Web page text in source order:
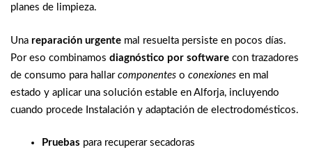
planes de limpieza.
Una reparación urgente mal resuelta persiste en pocos días.
Por eso combinamos diagnóstico por software con trazadores
de consumo para hallar componentes o conexiones en mal
estado y aplicar una solución estable en Alforja, incluyendo
cuando procede Instalación y adaptación de electrodomésticos.
Pruebas para recuperar secadoras